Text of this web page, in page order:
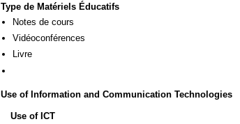
Type de Matériels Éducatifs
Notes de cours
Vidéoconférences
Livre
Use of Information and Communication Technologies
Use of ICT